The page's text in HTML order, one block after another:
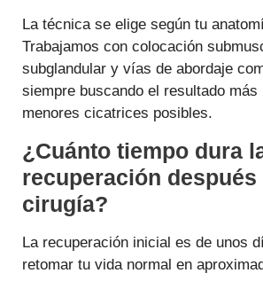
La técnica se elige según tu
Trabajamos con colocación
subglandular y vías de abordaje
siempre buscando el resultado más
menores cicatrices posibles.
¿Cuánto tiempo dura
recuperación después
cirugía?
La recuperación inicial es de unos
retomar tu vida normal en